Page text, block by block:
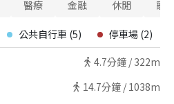
醫療 金融 休閒 寵
公共自行車 (5) 停車場 (2)
4.7分鐘 / 322m
14.7分鐘 / 1038m